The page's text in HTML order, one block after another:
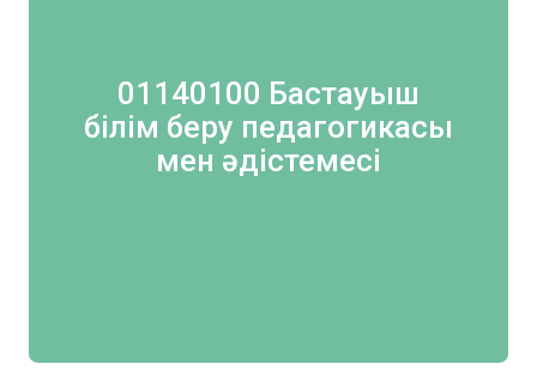
01140100 Бастауыш
білім беру педагогикасы
мен әдістемесі